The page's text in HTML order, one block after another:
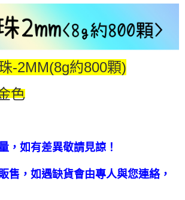
-2MM(8g約800顆)
色
，如有差異敬請見諒！
售，如遇缺貨會由專人與您連絡，